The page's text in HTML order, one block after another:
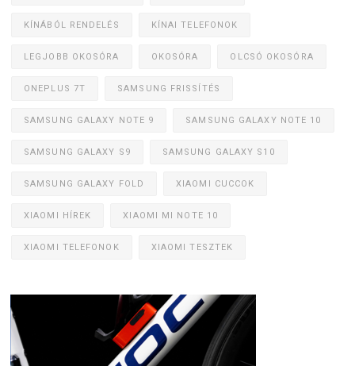
KÍNÁBÓL RENDELÉS KÍNAI TELEFONOK
LEGJOBB OKOSÓRA OKOSÓRA OLCSÓ OKOSÓRA
ONEPLUS 7T SAMSUNG FRISSÍTÉS
SAMSUNG GALAXY NOTE 9 SAMSUNG GALAXY NOTE 10
SAMSUNG GALAXY S9 SAMSUNG GALAXY S10
SAMSUNG GALAXY FOLD XIAOMI CUCCOK
XIAOMI HÍREK XIAOMI MI NOTE 10
XIAOMI TELEFONOK XIAOMI TESZTEK